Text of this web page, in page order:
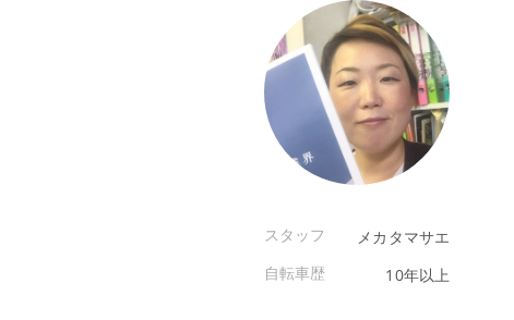
スタッフ
メカタマサエ
自転車歴
10年以上